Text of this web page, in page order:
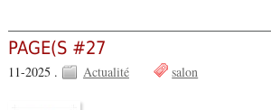
PAGE(S #27
11-2025 . Actualité salon